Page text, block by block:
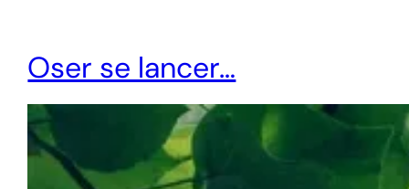
Oser se lancer…